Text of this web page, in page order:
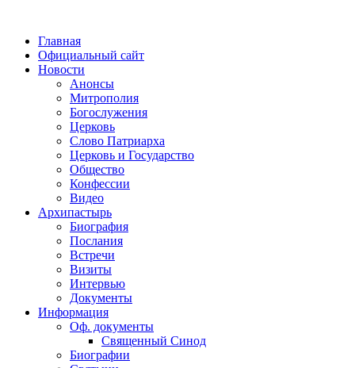
Главная
Официальный сайт
Новости
Анонсы
Митрополия
Богослужения
Церковь
Слово Патриарха
Церковь и Государство
Общество
Конфессии
Видео
Архипастырь
Биография
Послания
Встречи
Визиты
Интервью
Документы
Информация
Оф. документы
Священный Синод
Биографии